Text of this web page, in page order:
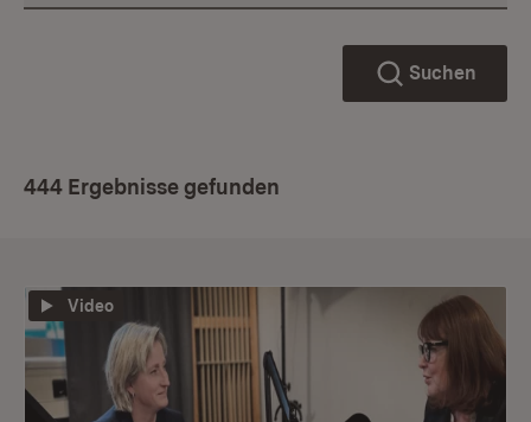
Suchen
444 Ergebnisse gefunden
Video